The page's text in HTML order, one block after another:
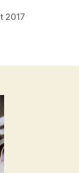
2017
Körperbutter